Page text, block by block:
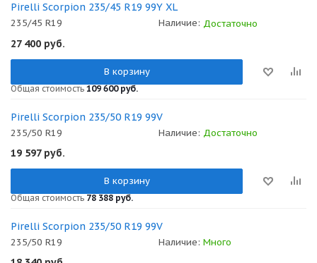
Pirelli Scorpion 235/45 R19 99Y XL
235/45 R19 Наличие: Достаточно
27 400 руб.
В корзину
Общая стоимость109 600 руб.
Pirelli Scorpion 235/50 R19 99V
235/50 R19 Наличие: Достаточно
19 597руб.
В корзину
Общая стоимость78 388 руб.
Pirelli Scorpion 235/50 R19 99V
235/50 R19 Наличие: Много